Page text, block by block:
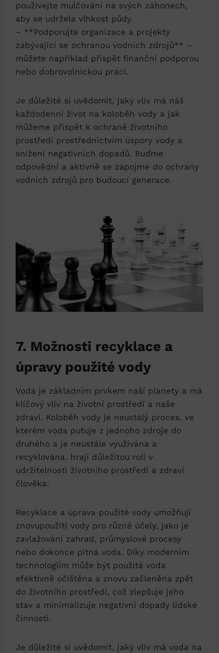
používejte mulčování na svých záhonech,
aby se udržela vlhkost půdy.
– **Podporujte organizace a projekty
zabývající se ochranou vodních zdrojů** –
můžete například přispět finanční podporou
nebo dobrovolnickou prací.
Je důležité si uvědomit, jaký vliv má náš
každodenní život na koloběh vody a jak
můžeme přispět k ochraně životního
prostředí prostřednictvím úspory vody a
snížení negativních dopadů. Buďme
odpovědní a aktivně se zapojme do ochrany
vodních zdrojů pro budoucí generace.
7. Možnosti recyklace a
úpravy použité vody
Voda je základním prvkem naší planety a má
klíčový vliv na životní prostředí a naše
zdraví. Koloběh vody je neustálý proces, ve
kterém voda putuje z jednoho zdroje do
druhého a je neustále využívána a
recyklována. hrají důležitou roli v
udržitelnosti životního prostředí a zdraví
člověka.
Recyklace a úprava použité vody umožňují
znovupoužití vody pro různé účely, jako je
zavlažování zahrad, průmyslové procesy
nebo dokonce pitná voda. Díky moderním
technologiím může být použitá voda
efektivně očištěna a znovu začleněna zpět
do životního prostředí, což zlepšuje jeho
stav a minimalizuje negativní dopady lidské
činnosti.
Je důležité si uvědomit, jaký vliv má voda na